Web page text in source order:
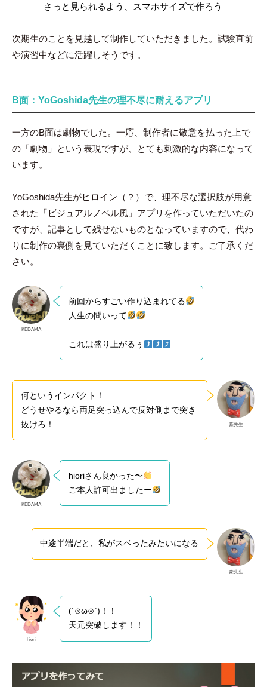
さっと見られるよう、スマホサイズで作ろう
次期生のことを見越して制作していただきました。試験直前
や演習中などに活躍しそうです。
B面：YoGoshida先生の理不尽に耐えるアプリ
一方のB面は劇物でした。一応、制作者に敬意を払った上で
の「劇物」という表現ですが、とても刺激的な内容になって
います。
YoGoshida先生がヒロイン（？）で、理不尽な選択肢が用意
された「ビジュアルノベル風」アプリを作っていただいたの
ですが、記事として残せないものとなっていますので、代わ
りに制作の裏側を見ていただくことに致します。ご了承くだ
さい。
KEDAMA
前回からすごい作り込まれてる
人生の問いって
これは盛り上がるぅ
豪先生
何というインパクト！
どうせやるなら両足突っ込んで反対側まで突き
抜けろ！
KEDAMA
hioriさん良かった〜
ご本人許可出ましたー
豪先生
中途半端だと、私がスベったみたいになる
hiori
(´⊙ω⊙`)！！
天元突破します！！